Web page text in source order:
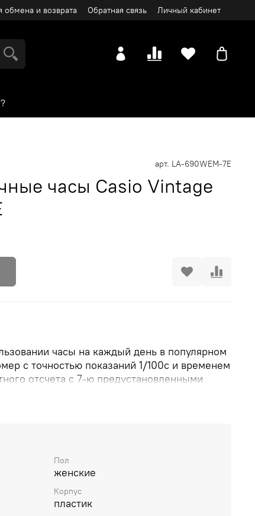
обмена и возврата Обратная связь Личный кабинет
арт. LA-690WEM-7E
часы Casio Vintage
часы на каждый день в популярном
с точностью показаний 1/100с и временем
отсчета с 7-ю предустановленными
30 мин.
Пол
женские
Корпус
пластик